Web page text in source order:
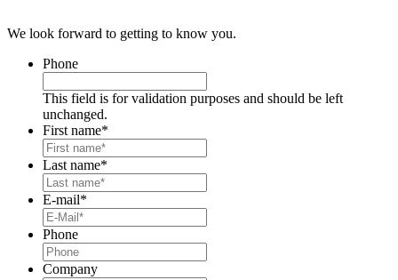
We look forward to getting to know you.
Phone
This field is for validation purposes and should be left
unchanged.
First name*
Last name*
E-mail*
Phone
Company